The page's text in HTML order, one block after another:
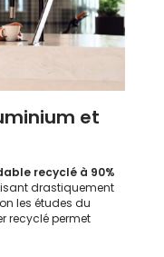
et
recyclé à 90%
drastiquement
les études du
recyclé permet